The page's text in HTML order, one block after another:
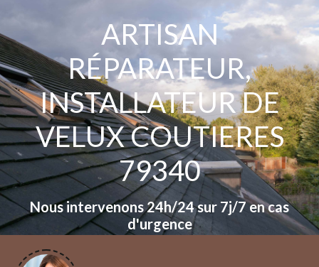
ARTISAN
RÉPARATEUR,
INSTALLATEUR DE
VELUX COUTIERES
79340
Nous intervenons 24h/24 sur 7j/7 en cas
d'urgence